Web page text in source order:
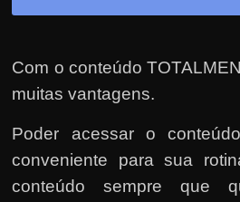
Com o conteúdo
muitas vantagens.
Poder acessar o
conveniente para sua
conteúdo sempre que